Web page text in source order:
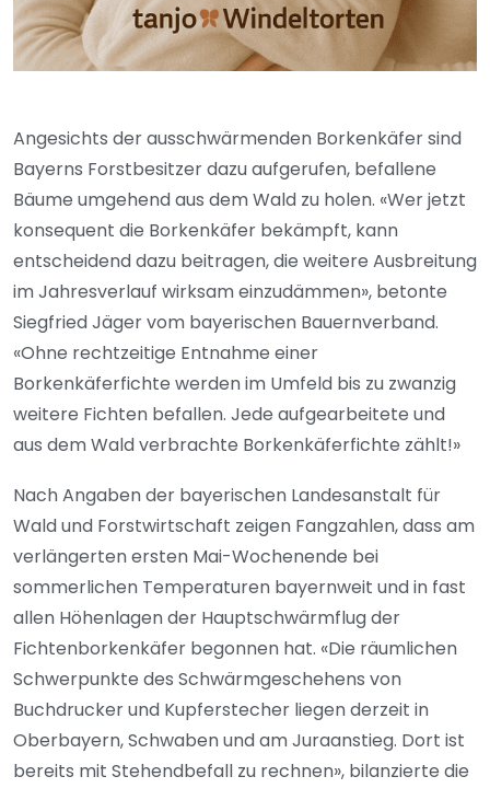
Angesichts der ausschwärmenden Borkenkäfer sind
Bayerns Forstbesitzer dazu aufgerufen, befallene
Bäume umgehend aus dem Wald zu holen. «Wer jetzt
konsequent die Borkenkäfer bekämpft, kann
entscheidend dazu beitragen, die weitere Ausbreitung
im Jahresverlauf wirksam einzudämmen», betonte
Siegfried Jäger vom bayerischen Bauernverband.
«Ohne rechtzeitige Entnahme einer
Borkenkäferfichte werden im Umfeld bis zu zwanzig
weitere Fichten befallen. Jede aufgearbeitete und
aus dem Wald verbrachte Borkenkäferfichte zählt!»
Nach Angaben der bayerischen Landesanstalt für
Wald und Forstwirtschaft zeigen Fangzahlen, dass am
verlängerten ersten Mai-Wochenende bei
sommerlichen Temperaturen bayernweit und in fast
allen Höhenlagen der Hauptschwärmflug der
Fichtenborkenkäfer begonnen hat. «Die räumlichen
Schwerpunkte des Schwärmgeschehens von
Buchdrucker und Kupferstecher liegen derzeit in
Oberbayern, Schwaben und am Juraanstieg. Dort ist
bereits mit Stehendbefall zu rechnen», bilanzierte die